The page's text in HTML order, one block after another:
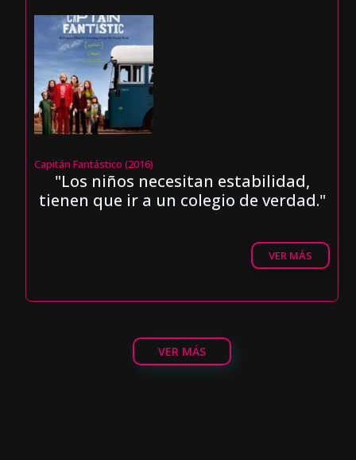
Capitán Fantástico (2016)
"Los niños necesitan estabilidad,
tienen que ir a un colegio de verdad."
VER MÁS
VER MÁS